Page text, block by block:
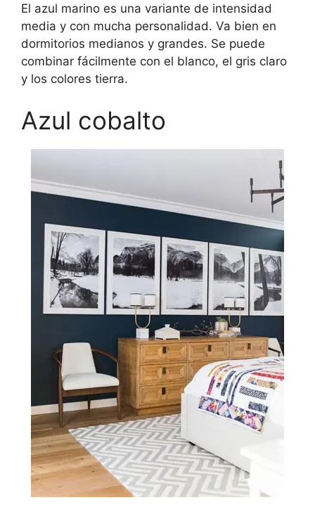
El azul marino es una variante de intensidad
media y con mucha personalidad. Va bien en
dormitorios medianos y grandes. Se puede
combinar fácilmente con el blanco, el gris claro
y los colores tierra.
Azul cobalto